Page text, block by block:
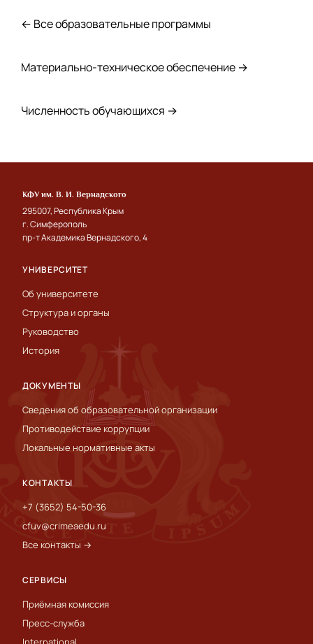
← Все образовательные программы
Материально-техническое обеспечение →
Численность обучающихся →
КФУ им. В. И. Вернадского
295007, Республика Крым
г. Симферополь
пр-т Академика Вернадского, 4
УНИВЕРСИТЕТ
Об университете
Структура и органы
Руководство
История
ДОКУМЕНТЫ
Сведения об образовательной организации
Противодействие коррупции
Локальные нормативные акты
КОНТАКТЫ
+7 (3652) 54-50-36
cfuv@crimeaedu.ru
Все контакты →
СЕРВИСЫ
Приёмная комиссия
Пресс-служба